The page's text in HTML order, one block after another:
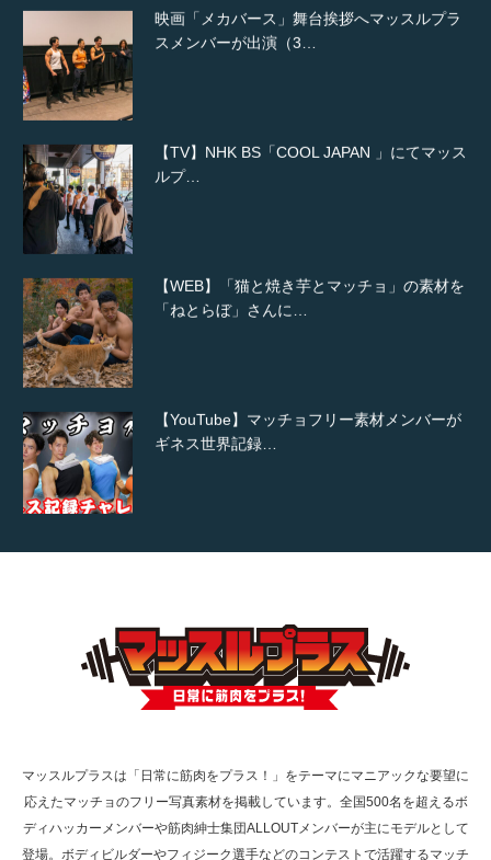
映画「メカバース」舞台挨拶へマッスルプラ
スメンバーが出演（3…
【TV】NHK BS「COOL JAPAN 」にてマッス
ルプ…
【WEB】「猫と焼き芋とマッチョ」の素材を
「ねとらぼ」さんに…
【YouTube】マッチョフリー素材メンバーが
ギネス世界記録…
【TV】TBS番組「ひるおび」にてマッスルプ
TOKYO FMラジオ番組「ONE MORNING」
で紹介さ…
た（6/8放送）
マッスルプラスは「日常に筋肉をプラス！」をテーマにマニアックな要望に
応えたマッチョのフリー写真素材を掲載しています。全国500名を超えるボ
ディハッカーメンバーや筋肉紳士集団ALLOUTメンバーが主にモデルとして
登場。ボディビルダーやフィジーク選手などのコンテストで活躍するマッチ